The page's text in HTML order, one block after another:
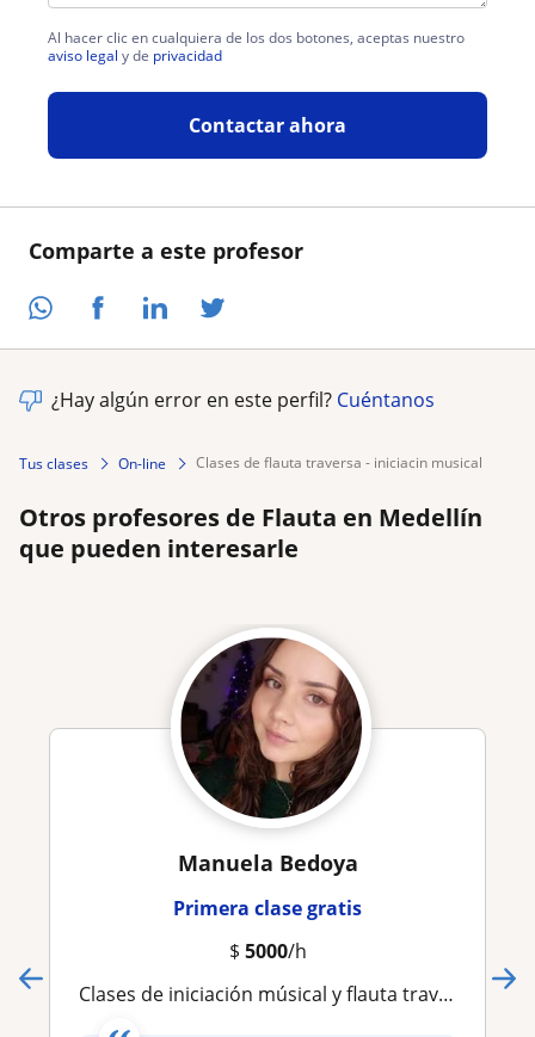
Comparte a este profesor
Al hacer clic en cualquiera de los dos botones, aceptas nuestro
aviso legal y de privacidad
Contactar ahora
¿Hay algún error en este perfil? Cuéntanos
Tus clases On-line clases de flauta traversa - iniciacin musical
Otros profesores de Flauta en Medellín
que pueden interesarle
Manuela Bedoya
Primera clase gratis
$ 5000/h
Clases de iniciación músical y flauta traversa